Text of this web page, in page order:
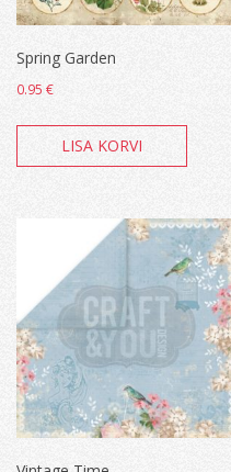
Spring Garden
0.95 €
LISA KORVI